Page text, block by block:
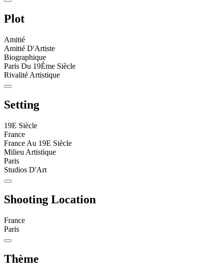
Plot
Amitié
Amitié D'Artiste
Biographique
Paris Du 19Ème Siècle
Rivalité Artistique
Setting
19E Siècle
France
France Au 19E Siècle
Milieu Artistique
Paris
Studios D'Art
Shooting Location
France
Paris
Thème